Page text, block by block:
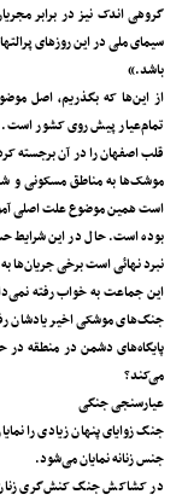
گروهی اندک نیز در برابر
سیمای ملی در این روزهای
باشد.»
از این‌ها که بگذریم، اصل
تمام‌عیار پیش روی کشور است.
قلب اصفهان را در آن برجسته
موشک‌ها به مناطق مسکونی و
است همین موضوع علت اصلی
بوده است. حال در این شرایط
نبرد نهائی است برخی جریان‌ها به
این جماعت به خواب رفته
جنگ‌های موشکی اخیر یادشان
پایگاه‌های دشمن در منطقه در
می‌کند؟
عیارسنجی جنگی
جنگ زوایای پنهان زیادی را
جنس زنانه نمایان می‌شود.
در کشاکش جنگ کنش‌گری زنان